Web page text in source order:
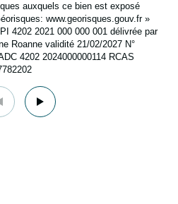
auxquels ce bien est exposé
www.georisques.gouv.fr »
4202 2021 000 000 001 délivrée par
Roanne validité 21/02/2027 N°
4202 2024000000114 RCAS